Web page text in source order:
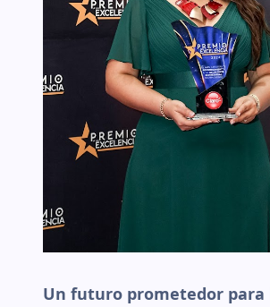
Un futuro prometedor para